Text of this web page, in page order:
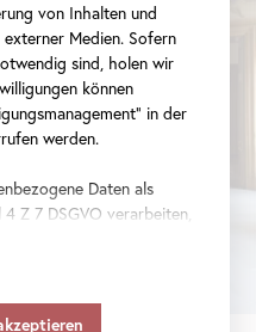
von Inhalten und
Medien. Sofern
sind, holen wir
können
in der
werden.
Daten als
Z 7 DSGVO verarbeiten,
Weitergabe an den
eines